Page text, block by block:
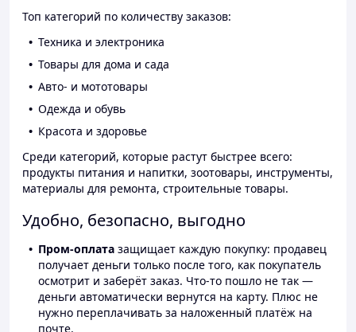
Топ категорий по количеству заказов:
Техника и электроника
Товары для дома и сада
Авто- и мототовары
Одежда и обувь
Красота и здоровье
Среди категорий, которые растут быстрее всего:
продукты питания и напитки, зоотовары, инструменты,
материалы для ремонта, строительные товары.
Удобно, безопасно, выгодно
Пром-оплата защищает каждую покупку: продавец
получает деньги только после того, как покупатель
осмотрит и заберёт заказ. Что-то пошло не так —
деньги автоматически вернутся на карту. Плюс не
нужно переплачивать за наложенный платёж на
почте.